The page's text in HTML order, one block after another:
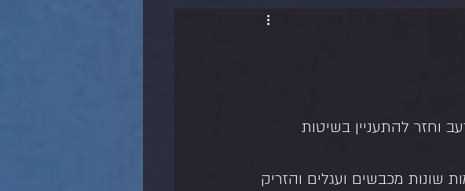
וחזר להתעניין בשיטות
שונות מכבשים ועגלים והזריק